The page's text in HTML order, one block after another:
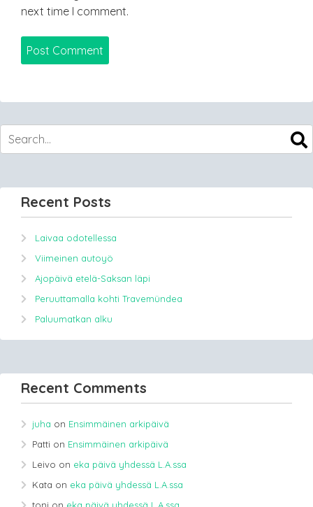
next time I comment.
Recent Posts
Laivaa odotellessa
Viimeinen autoyö
Ajopäivä etelä-Saksan läpi
Peruuttamalla kohti Travemündea
Paluumatkan alku
Recent Comments
juha on Ensimmäinen arkipäivä
Patti on Ensimmäinen arkipäivä
Leivo on eka päivä yhdessä L.A.ssa
Kata on eka päivä yhdessä L.A.ssa
toni on eka päivä yhdessä L.A.ssa